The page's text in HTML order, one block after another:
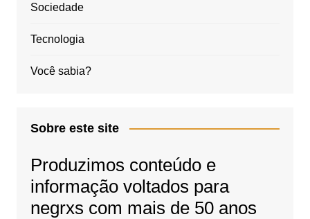
Sociedade
Tecnologia
Você sabia?
Sobre este site
Produzimos conteúdo e
informação voltados para
negrxs com mais de 50 anos